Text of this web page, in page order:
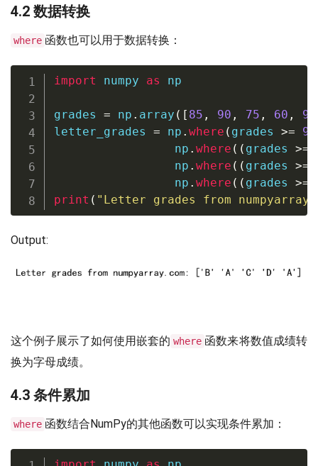
4.2 数据转换
where 函数也可以用于数据转换：
import numpy as np
grades = np . array ( [ 85 , 90 , 75 , 60 , 95
letter_grades = np . where ( grades >= 90
                 np
. where ( ( grades >=
                 np
. where ( ( grades >=
                 np
. where ( ( grades >=
print ( "Letter grades from
Output:
这个例子展示了如何使用嵌套的 where 函数来将数值成绩转
换为字母成绩。
4.3 条件累加
where 函数结合NumPy的其他函数可以实现条件累加：